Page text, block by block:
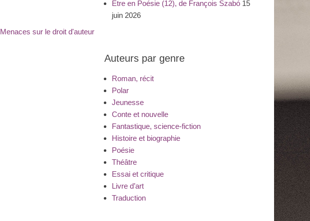
Article
Menaces sur le droit d'auteur
Être en Poésie (12), de François Szabó 15
juin 2026
Auteurs par genre
Roman, récit
Polar
Jeunesse
Conte et nouvelle
Fantastique, science-fiction
Histoire et biographie
Poésie
Théâtre
Essai et critique
Livre d’art
Traduction